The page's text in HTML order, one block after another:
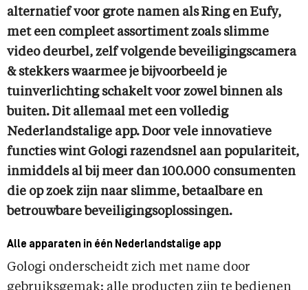
alternatief voor grote namen als Ring en Eufy,
met een compleet assortiment zoals slimme
video deurbel, zelf volgende beveiligingscamera
& stekkers waarmee je bijvoorbeeld je
tuinverlichting schakelt voor zowel binnen als
buiten. Dit allemaal met een volledig
Nederlandstalige app. Door vele innovatieve
functies wint Gologi razendsnel aan populariteit,
inmiddels al bij meer dan 100.000 consumenten
die op zoek zijn naar slimme, betaalbare en
betrouwbare beveiligingsoplossingen.
Alle apparaten in één Nederlandstalige app
Gologi onderscheidt zich met name door
gebruiksgemak: alle producten zijn te bedienen